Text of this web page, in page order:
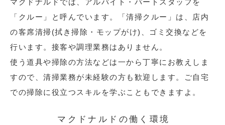
マクドナルドでは、アルバイト・パートスタッフを
「クルー」と呼んでいます。「清掃クルー」は、店内
の客席清掃(拭き掃除・モップがけ)、ゴミ交換などを
行います。接客や調理業務はありません。
使う道具や掃除の方法などは一から丁寧にお教えしま
すので、清掃業務が未経験の方も歓迎します。ご自宅
での掃除に役立つスキルを学ぶこともできますよ。
マクドナルドの働く環境